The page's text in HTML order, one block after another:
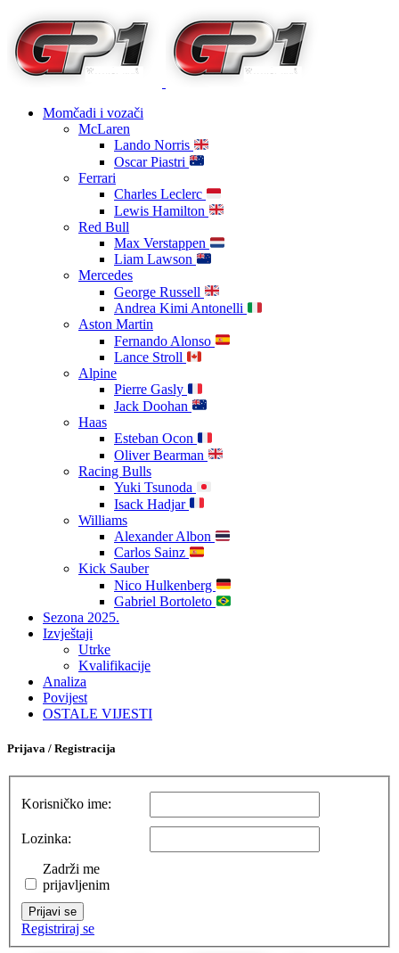
Momčadi i vozači
McLaren
Lando Norris
Oscar Piastri
Ferrari
Charles Leclerc
Lewis Hamilton
Red Bull
Max Verstappen
Liam Lawson
Mercedes
George Russell
Andrea Kimi Antonelli
Aston Martin
Fernando Alonso
Lance Stroll
Alpine
Pierre Gasly
Jack Doohan
Haas
Esteban Ocon
Oliver Bearman
Racing Bulls
Yuki Tsunoda
Isack Hadjar
Williams
Alexander Albon
Carlos Sainz
Kick Sauber
Nico Hulkenberg
Gabriel Bortoleto
Sezona 2025.
Izvještaji
Utrke
Kvalifikacije
Analiza
Povijest
OSTALE VIJESTI
Prijava / Registracija
Korisničko ime:
Lozinka:
Zadrži me
prijavljenim
Prijavi se
Registriraj se